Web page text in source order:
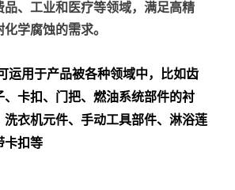
品、工业和医疗等领域，满足高精
学腐蚀的需求。
运用于产品被各种领域中，比如齿
卡扣、门把、 燃油系统部件的衬
洗衣机元件、手动工具部件、淋浴莲
卡扣等